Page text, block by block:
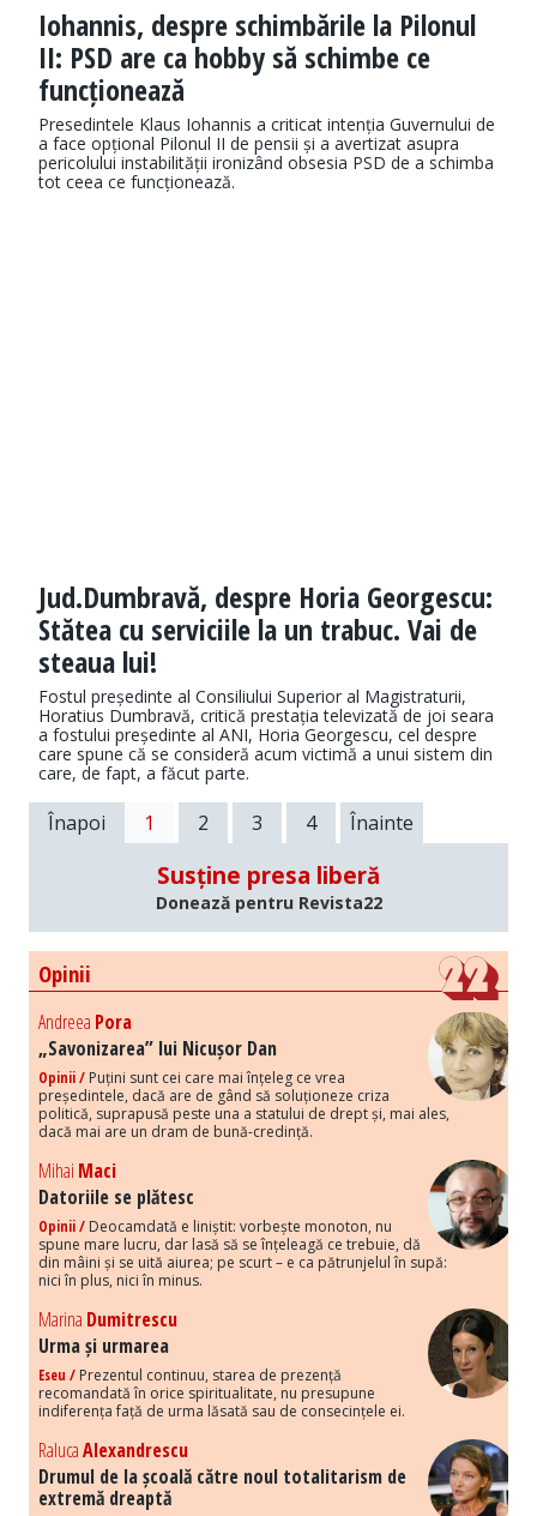
Iohannis, despre schimbările la Pilonul
II: PSD are ca hobby să schimbe ce
funcționează
Presedintele Klaus Iohannis a criticat intenția Guvernului de
a face opțional Pilonul II de pensii și a avertizat asupra
pericolului instabilității ironizând obsesia PSD de a schimba
tot ceea ce funcționează.
Jud.Dumbravă, despre Horia Georgescu:
Stătea cu serviciile la un trabuc. Vai de
steaua lui!
Fostul președinte al Consiliului Superior al Magistraturii,
Horatius Dumbravă, critică prestația televizată de joi seara
a fostului președinte al ANI, Horia Georgescu, cel despre
care spune că se consideră acum victimă a unui sistem din
care, de fapt, a făcut parte.
Înapoi 1 2 3 4 Înainte
Susține presa liberă
Donează pentru Revista22
Opinii
Andreea Pora
„Savonizarea” lui Nicușor Dan
Opinii / Puțini sunt cei care mai înțeleg ce vrea
președintele, dacă are de gând să soluționeze criza
politică, suprapusă peste una a statului de drept și, mai ales,
dacă mai are un dram de bună-credință.
Mihai Maci
Datoriile se plătesc
Opinii / Deocamdată e liniștit: vorbește monoton, nu
spune mare lucru, dar lasă să se înțeleagă ce trebuie, dă
din mâini și se uită aiurea; pe scurt – e ca pătrunjelul în supă:
nici în plus, nici în minus.
Marina Dumitrescu
Urma și urmarea
Eseu / Prezentul continuu, starea de prezență
recomandată în orice spiritualitate, nu presupune
indiferența față de urma lăsată sau de consecințele ei.
RalucaAlexandrescu
Drumul de la școală către noul totalitarism de
extremă dreaptă